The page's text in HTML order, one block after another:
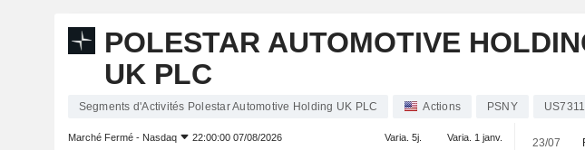
POLESTAR AUTOMOTIVE
UK PLC
Segments d'Activités Polestar Automotive Holding UK PLC Actions PSNY
Marché Fermé - Nasdaq 22:00:00 07/08/2026 Varia. 5j. Varia. 1 janv. 23/07